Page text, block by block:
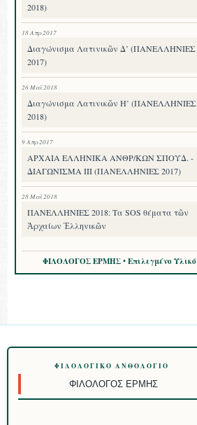
2018)
18 Απρ 2017
Διαγώνισμα Λατινικῶν Δ’ (ΠΑΝΕΛΛΗΝΙΕΣ
2017)
26 Μαΐ 2018
Διαγώνισμα Λατινικῶν Η’ (ΠΑΝΕΛΛΗΝΙΕΣ
2018)
9 Απρ 2017
ΑΡΧΑΙΑ ΕΛΛΗΝΙΚΑ ΑΝΘΡ/ΚΩΝ ΣΠΟΥΔ. -
ΔΙΑΓΩΝΙΣΜΑ III (ΠΑΝΕΛΛΗΝΙΕΣ 2017)
28 Μαΐ 2018
ΠΑΝΕΛΛΗΝΙΕΣ 2018: Τα SOS θέματα τῶν
Ἀρχαίων Ἑλληνικῶν
ΦΙΛΟΛΟΓΟΣ ΕΡΜΗΣ • Επιλεγμένο Υλικό
ΦΙΛΟΛΟΓΙΚΌ ΑΝΘΟΛΌΓΙΟ
ΦΙΛΌΛΟΓΟΣ ΕΡΜΉΣ